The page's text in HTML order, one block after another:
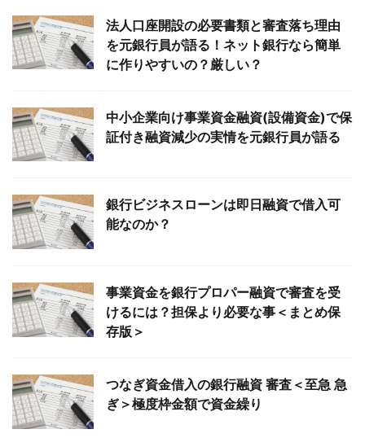
法人口座開設の必要書類と審査落ち理由
を元銀行員が語る！ネット銀行なら簡単
に作りやすいの？厳しい？
中小企業向け事業資金融資(設備資金)で保
証付き融資減少の実情を元銀行員が語る
銀行ビジネスローンは即日融資で借入可
能なのか？
事業資金を銀行プロパー融資で審査を受
けるには？担保より必要な事＜まとめ保
存版＞
つなぎ資金借入の銀行融資 審査＜至急 急
ぎ＞極度枠金額で資金繰り